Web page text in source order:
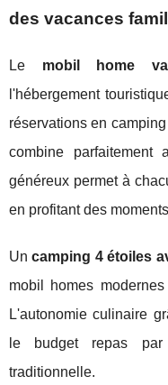
des vacances
Le mobil home
l'hébergement
réservations en
combine parfaitement
généreux permet à
en profitant des
Uncamping 4 étoiles
mobil homes
L'autonomie culinaire
le budget repas
traditionnelle.